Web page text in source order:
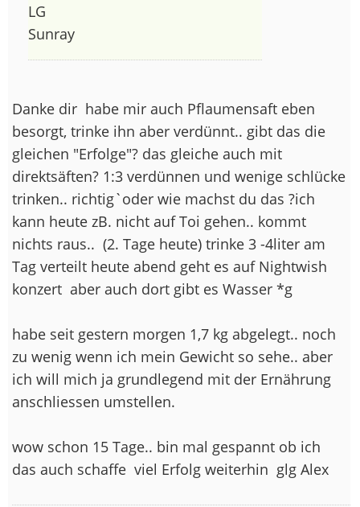
LG
Sunray
Danke dir habe mir auch Pflaumensaft eben
besorgt, trinke ihn aber verdünnt.. gibt das die
gleichen "Erfolge"? das gleiche auch mit
direktsäften? 1:3 verdünnen und wenige schlücke
trinken.. richtig`oder wie machst du das ?ich
kann heute zB. nicht auf Toi gehen.. kommt
nichts raus.. (2. Tage heute) trinke 3 -4liter am
Tag verteilt heute abend geht es auf Nightwish
konzert aber auch dort gibt es Wasser *g
habe seit gestern morgen 1,7 kg abgelegt.. noch
zu wenig wenn ich mein Gewicht so sehe.. aber
ich will mich ja grundlegend mit der Ernährung
anschliessen umstellen.
wow schon 15 Tage.. bin mal gespannt ob ich
das auch schaffe viel Erfolg weiterhin glg Alex